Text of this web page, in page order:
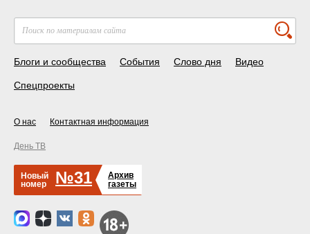
Блоги и сообщества События Слово дня Видео
Спецпроекты
О нас Контактная информация
День ТВ
Новый
номер
№31
Архив
газеты